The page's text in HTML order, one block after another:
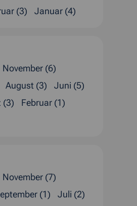
(3) Januar (4)
November (6)
August (3)
Juni (5)
(3)
Februar (1)
November (7)
(1)
Juli (2)